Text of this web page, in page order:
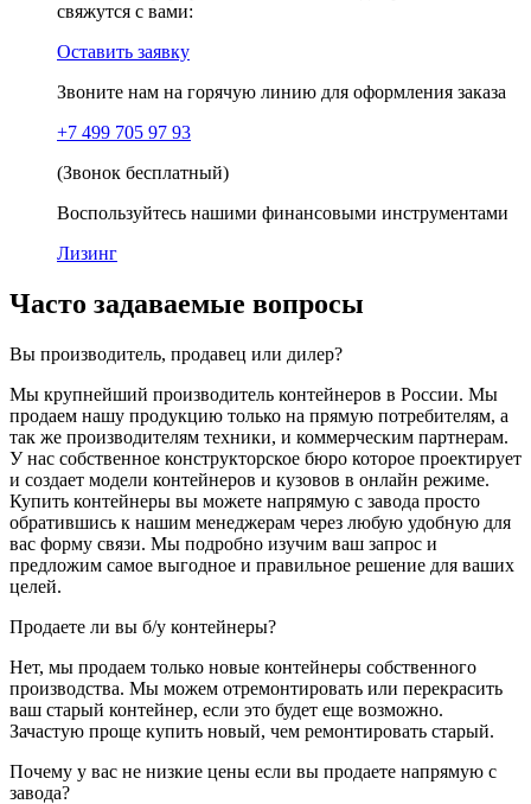
свяжутся с вами:
Оставить заявку
Звоните нам на горячую линию для оформления заказа
+7 499 705 97 93
(Звонок бесплатный)
Воспользуйтесь нашими финансовыми инструментами
Лизинг
Часто задаваемые вопросы
Вы производитель, продавец или дилер?
Мы крупнейший производитель контейнеров в России. Мы
продаем нашу продукцию только на прямую потребителям, а
так же производителям техники, и коммерческим партнерам.
У нас собственное конструкторское бюро которое проектирует
и создает модели контейнеров и кузовов в онлайн режиме.
Купить контейнеры вы можете напрямую с завода просто
обратившись к нашим менеджерам через любую удобную для
вас форму связи. Мы подробно изучим ваш запрос и
предложим самое выгодное и правильное решение для ваших
целей.
Продаете ли вы б/у контейнеры?
Нет, мы продаем только новые контейнеры собственного
производства. Мы можем отремонтировать или перекрасить
ваш старый контейнер, если это будет еще возможно.
Зачастую проще купить новый, чем ремонтировать старый.
Почему у вас не низкие цены если вы продаете напрямую с
завода?